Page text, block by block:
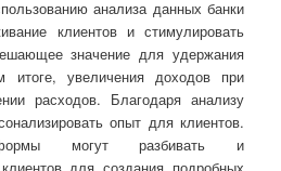
анализа данных банки
клиентов и стимулировать
значение для удержания
итоге, увеличения доходов при
расходов. Благодаря анализу
опыт для клиентов.
могут разбивать и
для создания подробных